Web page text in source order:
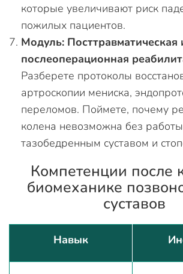
которые увеличивают риск
пожилых пациентов.
Модуль: Посттравматическая
послеоперационная
Разберете протоколы
артроскопии мениска,
переломов. Поймете, почему
колена невозможна без
тазобедренным суставом и
Компетенции после
биомеханике
суставов
Навык